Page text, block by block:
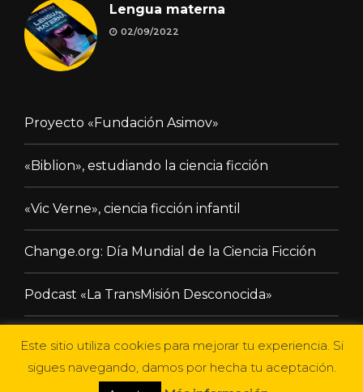
Lengua materna
02/09/2022
Proyecto «Fundación Asimov»
«Biblion», estudiando la ciencia ficción
«Vic Verne», ciencia ficción infantil
Change.org: Día Mundial de la Ciencia Ficción
Podcast «La TransMisión Desconocida»
Este sitio utiliza cookies para mejorar tu experiencia. Si
sigues navegando, damos por hecha tu aceptación.